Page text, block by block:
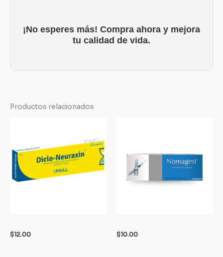
¡No esperes más! Compra ahora y mejora
tu calidad de vida.
Productos relacionados
$12.00 $10.00